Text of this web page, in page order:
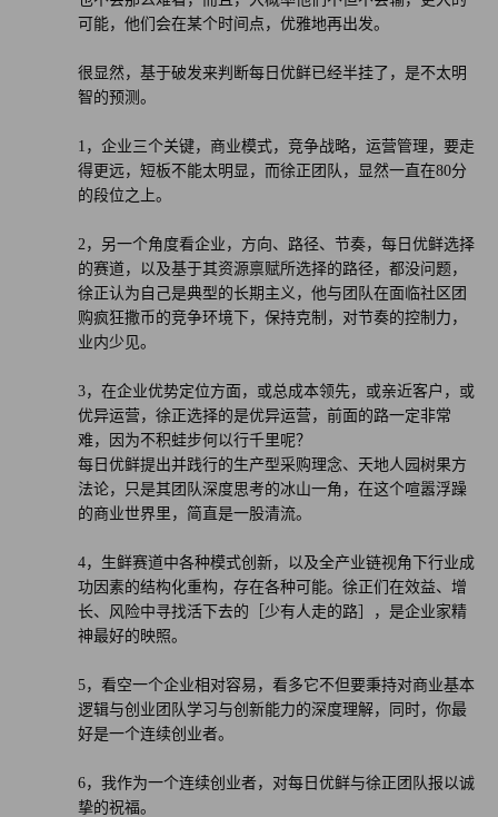
掉，对公司来说是损失，对社会来说也是食物浪费。”
第三个挑战则是人机配合。算法在完成补货后，最终的执行
信任感。这需要公司从上至下对待技术有同样的价值观。
每日优鲜对系统补货及库存周转的要求是，在晚高峰前，缺
期更短的产品则不能过夜。
一切归因于数据。
徐正出生于江西南昌，父亲是一位商人，曾经从事钢铁贸
易，这种生意让徐正家庭过上了并不紧张的生活，但徐正认
为父亲有局限性。“他没有受到过严格的组织训练，只是做
徐正的幸运在于，对于组织建设有深刻的体会。他在中科大
毕业后就进入联想，曾是联想集团中国区最年轻的事业部总
经理。2012年他加盟佳沃，负责管理佳沃集团的水果事业
如果从一个规律上来看，每日优鲜的对手越来越强大。“徐
正的团队和组织，是淘汰对手的关键。”吴海燕说。
每日优鲜一切的管理原点，可能来自于徐正经历的1995年的
可能，他们会在某个时间点，优雅地再出发。
很显然，基于破发来判断每日优鲜已经半挂了，是不太明
智的预测。
1，企业三个关键，商业模式，竞争战略，运营管理，要走
得更远，短板不能太明显，而徐正团队，显然一直在80分
的段位之上。
2，另一个角度看企业，方向、路径、节奏，每日优鲜选择
的赛道，以及基于其资源禀赋所选择的路径，都没问题，
徐正认为自己是典型的长期主义，他与团队在面临社区团
购疯狂撒币的竞争环境下，保持克制，对节奏的控制力，
业内少见。
3，在企业优势定位方面，或总成本领先，或亲近客户，或
优异运营，徐正选择的是优异运营，前面的路一定非常
难，因为不积蛙步何以行千里呢？
每日优鲜提出并践行的生产型采购理念、天地人园树果方
法论，只是其团队深度思考的冰山一角，在这个喧嚣浮躁
的商业世界里，简直是一股清流。
4，生鲜赛道中各种模式创新，以及全产业链视角下行业成
功因素的结构化重构，存在各种可能。徐正们在效益、增
长、风险中寻找活下去的［少有人走的路］，是企业家精
神最好的映照。
5，看空一个企业相对容易，看多它不但要秉持对商业基本
逻辑与创业团队学习与创新能力的深度理解，同时，你最
好是一个连续创业者。
6，我作为一个连续创业者，对每日优鲜与徐正团队报以诚
挚的祝福。